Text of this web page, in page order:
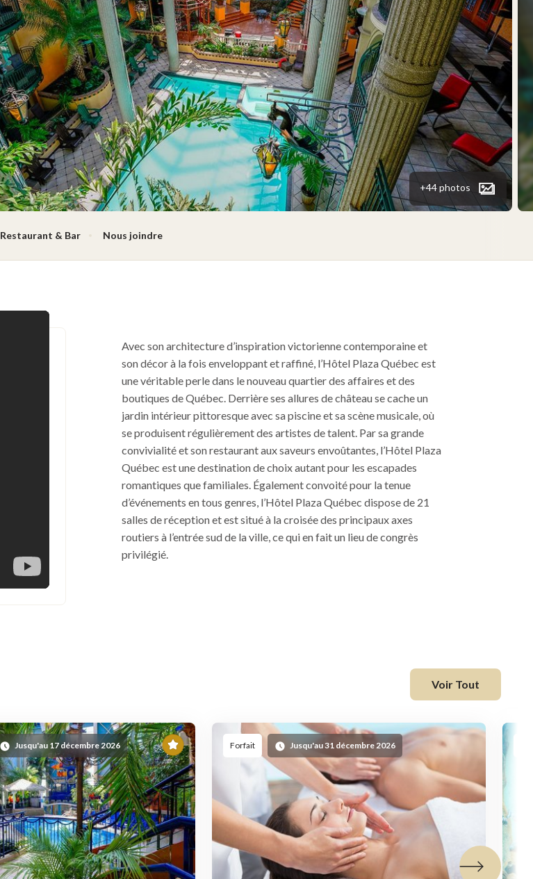
+44 photos
Restaurant & Bar Nous joindre
Avec son architecture d’inspiration victorienne contemporaine et
son décor à la fois enveloppant et raffiné, l’Hôtel Plaza Québec est
une véritable perle dans le nouveau quartier des affaires et des
boutiques de Québec. Derrière ses allures de château se cache un
jardin intérieur pittoresque avec sa piscine et sa scène musicale, où
se produisent régulièrement des artistes de talent. Par sa grande
convivialité et son restaurant aux saveurs envoûtantes, l’Hôtel Plaza
Québec est une destination de choix autant pour les escapades
romantiques que familiales. Également convoité pour la tenue
d’événements en tous genres, l’Hôtel Plaza Québec dispose de 21
salles de réception et est situé à la croisée des principaux axes
routiers à l’entrée sud de la ville, ce qui en fait un lieu de congrès
privilégié.
Voir Tout
Jusqu'au 17 décembre 2026
En
vedette
Forfait Jusqu'au 31 décembre 2026
Tuile suivante